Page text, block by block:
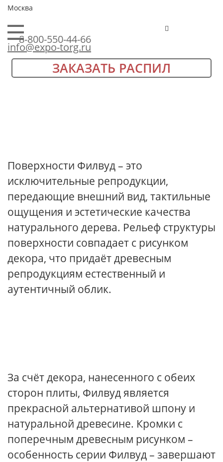
Москва
8-800-550-44-66
info@expo-torg.ru
ЗАКАЗАТЬ РАСПИЛ
Поверхности Филвуд – это
исключительные репродукции,
передающие внешний вид, тактильные
ощущения и эстетические качества
натурального дерева. Рельеф структуры
поверхности совпадает с рисунком
декора, что придаёт древесным
репродукциям естественный и
аутентичный облик.
За счёт декора, нанесенного с обеих
сторон плиты, Филвуд является
прекрасной альтернативой шпону и
натуральной древесине. Кромки с
поперечным древесным рисунком –
особенность серии Филвуд – завершают